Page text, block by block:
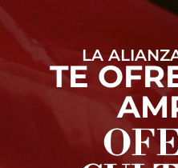
LA
TE